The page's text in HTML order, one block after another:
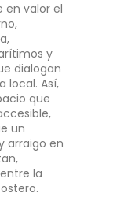
en valor el
y
dialogan
local. Así,
que
un
arraigo en
la